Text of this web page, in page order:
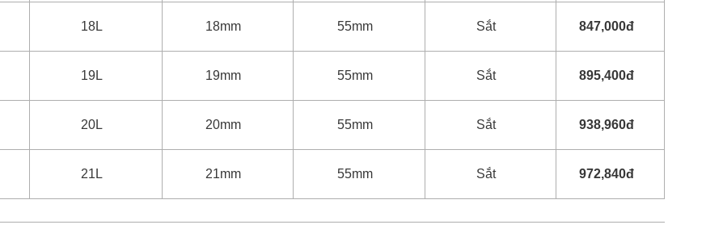
18L 18mm 55mm Sắt
19L 19mm 55mm Sắt
20L 20mm 55mm Sắt
21L 21mm 55mm Sắt
847,000đ
895,400đ
938,960đ
972,840đ